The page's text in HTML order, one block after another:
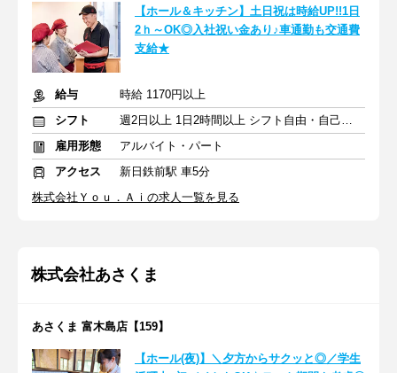
【ホール＆キッチン】土日祝は時給UP!!1日
2ｈ～OK◎入社祝い金あり♪車通勤も交通費
支給★
給与
時給 1170円以上
シフト
週2日以上 1日2時間以上 シフト自由・自己申告
雇用形態
アルバイト・パート
アクセス
新日鉄前駅 車5分
株式会社Ｙｏｕ．Ａｉの求人一覧を見る
株式会社あさくま
あさくま 富木島店【159】
【ホール(夜)】＼夕方からサクッと◎／学生